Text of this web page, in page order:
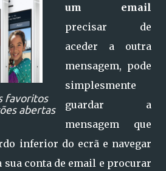
favoritos
abertas
um email
precisar de
aceder a outra
mensagem, pode
simplesmente
guardar a
mensagem que
inferior do ecrã e navegar
sua conta de email e procurar